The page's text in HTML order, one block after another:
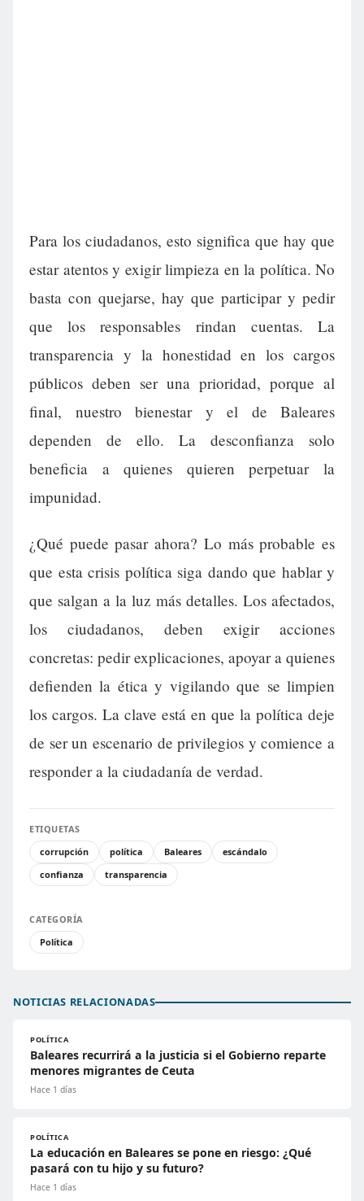
Para los ciudadanos, esto significa que hay que
estar atentos y exigir limpieza en la política. No
basta con quejarse, hay que participar y pedir
que los responsables rindan cuentas. La
transparencia y la honestidad en los cargos
públicos deben ser una prioridad, porque al
final, nuestro bienestar y el de Baleares
dependen de ello. La desconfianza solo
beneficia a quienes quieren perpetuar la
impunidad.
¿Qué puede pasar ahora? Lo más probable es
que esta crisis política siga dando que hablar y
que salgan a la luz más detalles. Los afectados,
los ciudadanos, deben exigir acciones
concretas: pedir explicaciones, apoyar a quienes
defienden la ética y vigilando que se limpien
los cargos. La clave está en que la política deje
de ser un escenario de privilegios y comience a
responder a la ciudadanía de verdad.
ETIQUETAS
corrupción
política Baleares
escándalo
confianza
transparencia
CATEGORÍA
Política
NOTICIAS RELACIONADAS
POLÍTICA
Baleares recurrirá a la justicia si el Gobierno reparte
menores migrantes de Ceuta
Hace 1 días
POLÍTICA
La educación en Baleares se pone en riesgo: ¿Qué
pasará con tu hijo y su futuro?
Hace 1 días